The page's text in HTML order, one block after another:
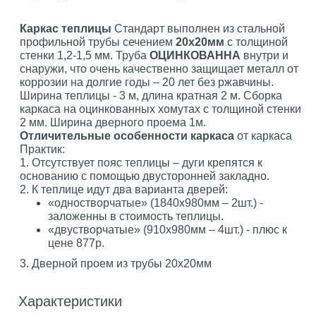
Каркас теплицы Стандарт выполнен из стальной
профильной трубы сечением 20х20мм с толщиной
стенки 1,2-1,5 мм. Труба ОЦИНКОВАННА внутри и
снаружи, что очень качественно защищает металл от
коррозии на долгие годы – 20 лет без ржавчины.
Ширина теплицы - 3 м, длина кратная 2 м. Сборка
каркаса на оцинкованных хомутах с толщиной стенки
2 мм. Ширина дверного проема 1м.
Отличительные особенности каркаса от каркаса
Практик:
1. Отсутствует пояс теплицы – дуги крепятся к
основанию с помощью двусторонней закладно.
2. К теплице идут два варианта дверей:
«одностворчатые» (1840х980мм – 2шт.) -
заложенны в стоимость теплицы.
«двустворчатые» (910х980мм – 4шт.) - плюс к
цене 877р.
3. Дверной проем из трубы 20х20мм
Характеристики